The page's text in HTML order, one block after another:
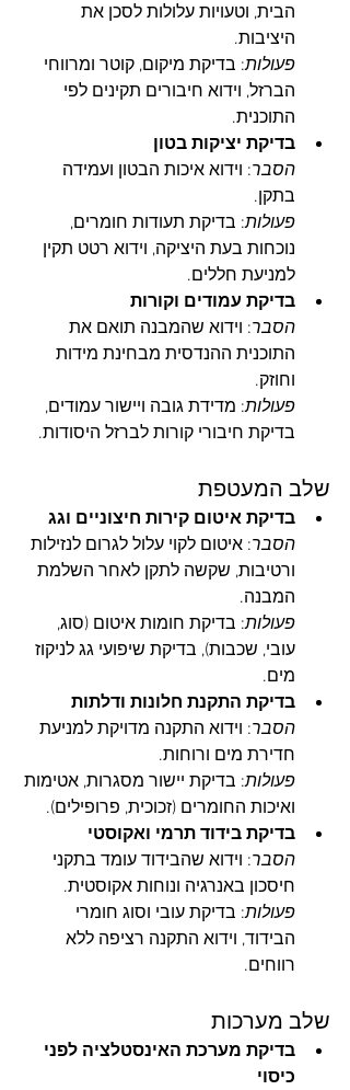
הבית, וטעויות עלולות לסכן את
היציבות.
פעולות: בדיקת מיקום, קוטר ומרווחי
הברזל, וידוא חיבורים תקינים לפי
התוכנית.
בדיקת יציקות בטון
הסבר: וידוא איכות הבטון ועמידה
בתקן.
פעולות: בדיקת תעודות חומרים,
נוכחות בעת היציקה, וידוא רטט תקין
למניעת חללים.
בדיקת עמודים וקורות
הסבר: וידוא שהמבנה תואם את
התוכנית ההנדסית מבחינת מידות
וחוזק.
פעולות: מדידת גובה ויישור עמודים,
בדיקת חיבורי קורות לברזל היסודות.
שלב המעטפת
בדיקת איטום קירות חיצוניים וגג
הסבר: איטום לקוי עלול לגרום לנזילות
ורטיבות, שקשה לתקן לאחר השלמת
המבנה.
פעולות: בדיקת חומות איטום (סוג,
עובי, שכבות), בדיקת שיפועי גג לניקוז
מים.
בדיקת התקנת חלונות ודלתות
הסבר: וידוא התקנה מדויקת למניעת
חדירת מים ורוחות.
פעולות: בדיקת יישור מסגרות, אטימות
ואיכות החומרים (זכוכית, פרופילים).
בדיקת בידוד תרמי ואקוסטי
הסבר: וידוא שהבידוד עומד בתקני
חיסכון באנרגיה ונוחות אקוסטית.
פעולות: בדיקת עובי וסוג חומרי
הבידוד, וידוא התקנה רציפה ללא
רווחים.
שלב מערכות
בדיקת מערכת האינסטלציה לפני
כיסוי